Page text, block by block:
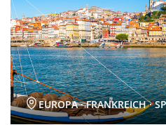
EUROPA · FRANKREICH ·